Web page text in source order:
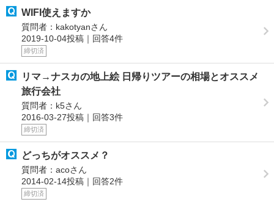
WIFI使えますか
質問者：kakotyanさん
2019-10-04投稿｜回答4件
締切済
リマ→ナスカの地上絵 日帰りツアーの相場とオススメ
旅行会社
質問者：k5さん
2016-03-27投稿｜回答3件
締切済
どっちがオススメ？
質問者：acoさん
2014-02-14投稿｜回答2件
締切済